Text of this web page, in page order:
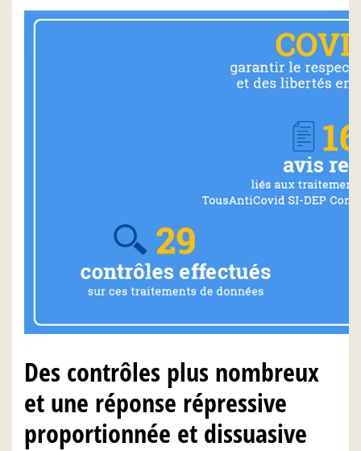
Des contrôles plus nombreux
et une réponse répressive
proportionnée et dissuasive